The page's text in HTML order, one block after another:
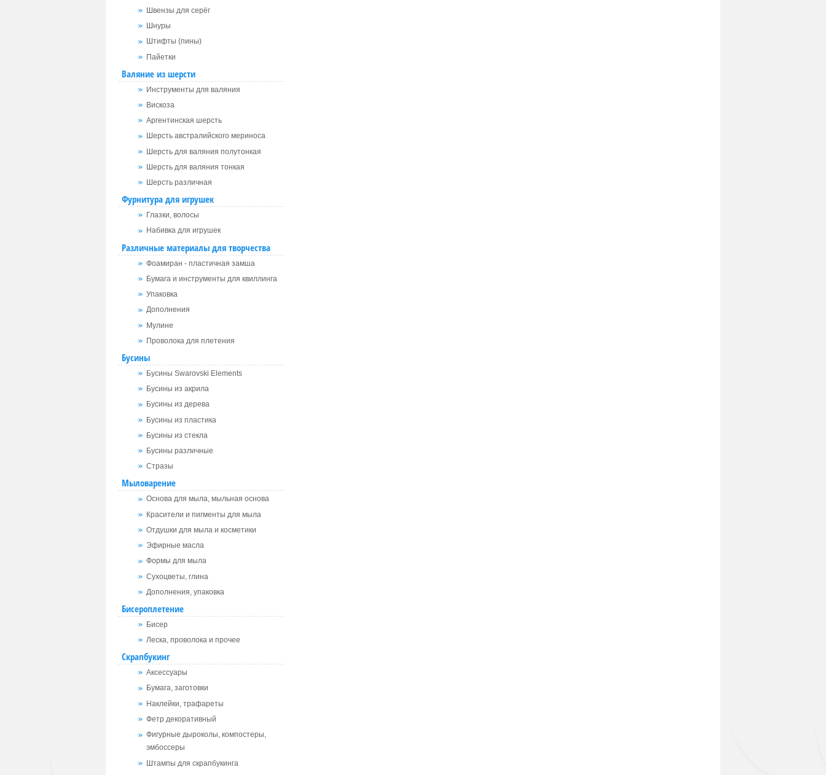
Швензы для серёг
Шнуры
Штифты (пины)
Пайетки
Валяние из шерсти
Инструменты для валяния
Вискоза
Аргентинская шерсть
Шерсть австралийского мериноса
Шерсть для валяния полутонкая
Шерсть для валяния тонкая
Шерсть различная
Фурнитура для игрушек
Глазки, волосы
Набивка для игрушек
Различные материалы для творчества
Фоамиран - пластичная замша
Бумага и инструменты для квиллинга
Упаковка
Дополнения
Мулине
Проволока для плетения
Бусины
Бусины Swarovski Elements
Бусины из акрила
Бусины из дерева
Бусины из пластика
Бусины из стекла
Бусины различные
Стразы
Мыловарение
Основа для мыла, мыльная основа
Красители и пигменты для мыла
Отдушки для мыла и косметики
Эфирные масла
Формы для мыла
Сухоцветы, глина
Дополнения, упаковка
Бисероплетение
Бисер
Леска, проволока и прочее
Скрапбукинг
Аксессуары
Бумага, заготовки
Наклейки, трафареты
Фетр декоративный
Фигурные дыроколы, компостеры,
эмбоссеры
Штампы для скрапбукинга